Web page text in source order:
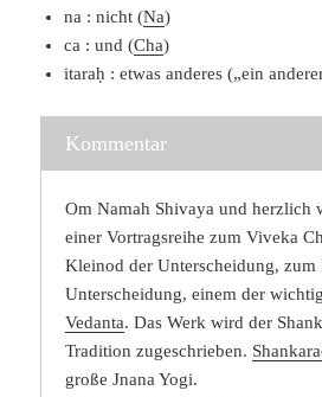
na : nicht (Na)
ca : und (Cha)
itaraḥ : etwas anderes („ein
Kommentar
Om Namah Shivaya und herzlich
einer Vortragsreihe zum Viveka
Kleinod der Unterscheidung,
Unterscheidung, einem der
Vedanta. Das Werk wird der
Tradition zugeschrieben.
große Jnana Yogi.